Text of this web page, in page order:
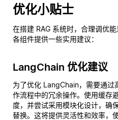
优化小贴士
在搭建 RAG 系统时，合理调优
各组件提供一些实用建议：
LangChain 优化建议
为了优化 LangChain，需要通过
作流程中的冗余操作。使用缓存
度，并尝试采用模块化设计，确
替换。这将提供灵活性和效率，